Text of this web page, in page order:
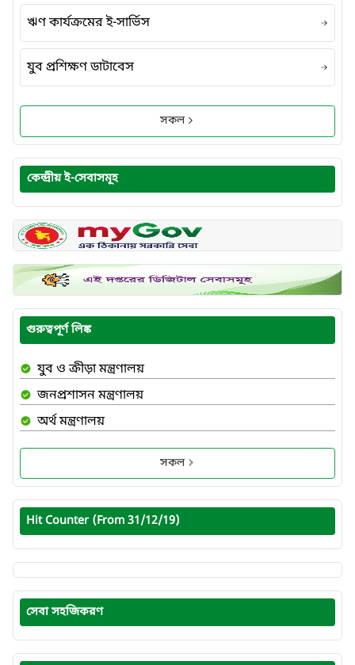
ঋণ কার্যক্রমের ই-সার্ভিস
যুব প্রশিক্ষণ ডাটাবেস
সকল
কেন্দ্রীয় ই-সেবাসমূহ
গুরুত্বপূর্ণ লিঙ্ক
যুব ও ক্রীড়া মন্ত্রণালয়
জনপ্রশাসন মন্ত্রণালয়
অর্থ মন্ত্রণালয়
সকল
Hit Counter (From 31/12/19)
সেবা সহজিকরণ